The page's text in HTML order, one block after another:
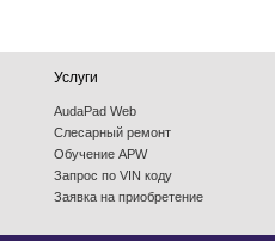
Услуги
AudaPad Web
Слесарный ремонт
Обучение APW
Запрос по VIN коду
Заявка на приобретение